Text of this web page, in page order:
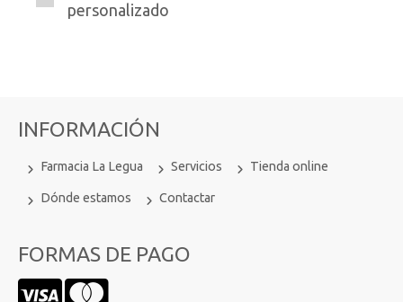
personalizado
INFORMACIÓN
Farmacia La Legua Servicios Tienda online
Dónde estamos Contactar
FORMAS DE PAGO